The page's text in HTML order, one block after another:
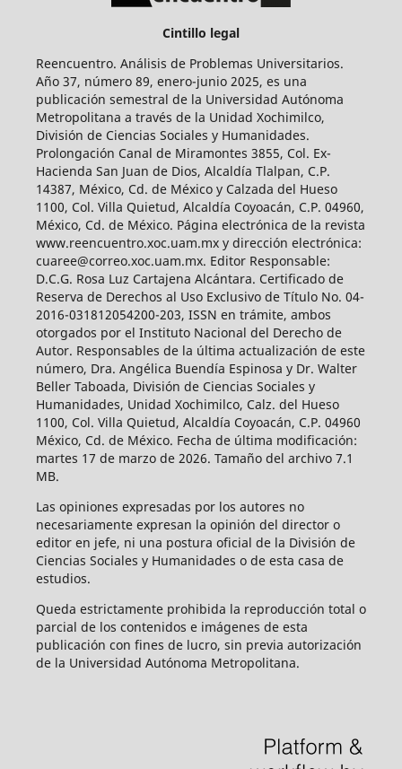
Cintillo legal
Reencuentro. Análisis de Problemas Universitarios.
Año 37, número 89, enero-junio 2025, es una
publicación semestral de la Universidad Autónoma
Metropolitana a través de la Unidad Xochimilco,
División de Ciencias Sociales y Humanidades.
Prolongación Canal de Miramontes 3855, Col. Ex-
Hacienda San Juan de Dios, Alcaldía Tlalpan, C.P.
14387, México, Cd. de México y Calzada del Hueso
1100, Col. Villa Quietud, Alcaldía Coyoacán, C.P. 04960,
México, Cd. de México. Página electrónica de la revista
www.reencuentro.xoc.uam.mx y dirección electrónica:
cuaree@correo.xoc.uam.mx. Editor Responsable:
D.C.G. Rosa Luz Cartajena Alcántara. Certificado de
Reserva de Derechos al Uso Exclusivo de Título No. 04-
2016-031812054200-203, ISSN en trámite, ambos
otorgados por el Instituto Nacional del Derecho de
Autor. Responsables de la última actualización de este
número, Dra. Angélica Buendía Espinosa y Dr. Walter
Beller Taboada, División de Ciencias Sociales y
Humanidades, Unidad Xochimilco, Calz. del Hueso
1100, Col. Villa Quietud, Alcaldía Coyoacán, C.P. 04960
México, Cd. de México. Fecha de última modificación:
martes 17 de marzo de 2026. Tamaño del archivo 7.1
MB.
Las opiniones expresadas por los autores no
necesariamente expresan la opinión del director o
editor en jefe, ni una postura oficial de la División de
Ciencias Sociales y Humanidades o de esta casa de
estudios.
Queda estrictamente prohibida la reproducción total o
parcial de los contenidos e imágenes de esta
publicación con fines de lucro, sin previa autorización
de la Universidad Autónoma Metropolitana.